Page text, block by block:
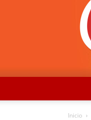
Inicio